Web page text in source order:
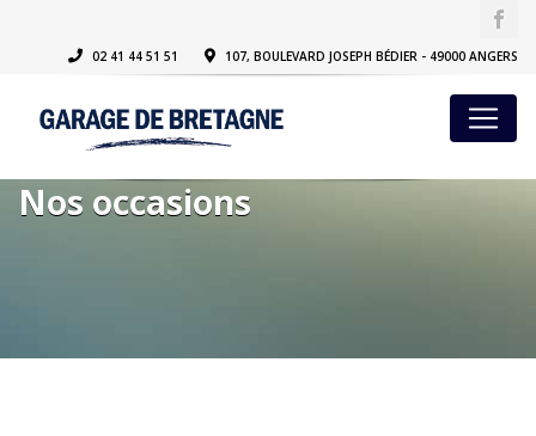
02 41 44 51 51 107, BOULEVARD JOSEPH BÉDIER - 49000 ANGERS
Nos occasions